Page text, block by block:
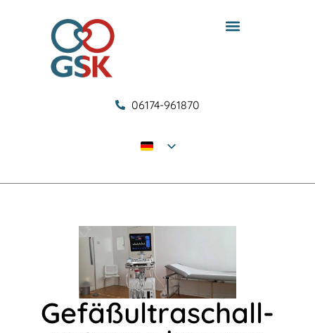
06174-961870
Gefäßultraschall­